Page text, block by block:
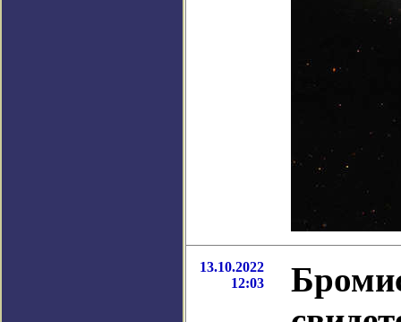
13.10.2022
12:03